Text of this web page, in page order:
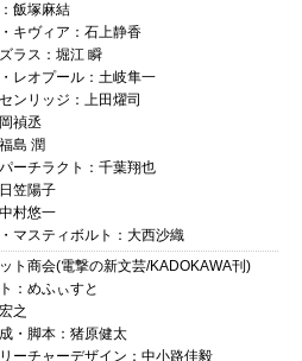
飯塚麻結
キヴィア：石上静香
ラス：堀江 瞬
レオプール：土岐隼一
ンリッジ：上田燿司
禎丞
島 潤
ーチラクト：千葉翔也
笠陽子
村悠一
マスティボルト：大西沙織
ト商会(電撃の新文芸/KADOKAWA刊)
：めふぃすと
之
・脚本：猪原健太
ーチャーデザイン：中小路佳毅